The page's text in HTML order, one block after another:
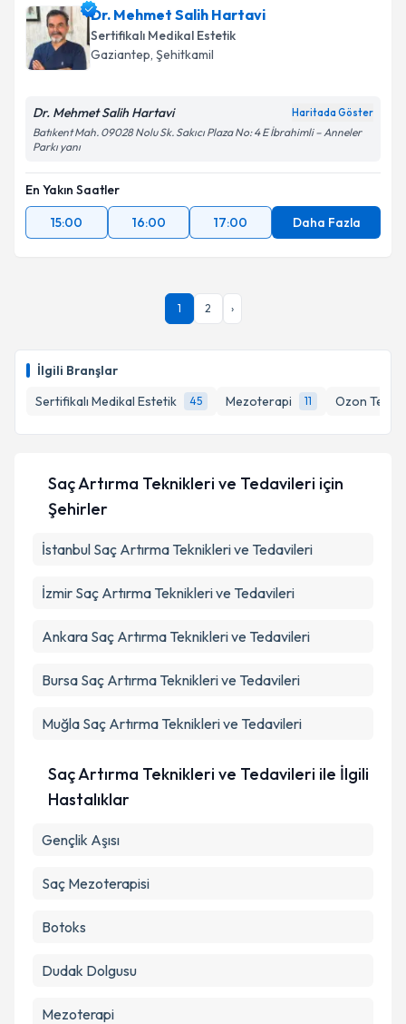
İlgili Branşlar
Sertifikalı Medikal Estetik
45 Mezoterapi 11 Ozon
Dr. Mehmet Salih Hartavi
Sertifikalı Medikal Estetik
Gaziantep, Şehitkamil
Dr. Mehmet Salih Hartavi Haritada Göster
Batıkent Mah. 09028 Nolu Sk. Sakıcı Plaza No: 4 E İbrahimli – Anneler
Parkı yanı
En Yakın Saatler
15:00
16:00 17:00 Daha Fazla
1 2 ›
Saç Artırma Teknikleri ve Tedavileri için
Şehirler
İstanbul Saç Artırma Teknikleri ve Tedavileri
İzmir Saç Artırma Teknikleri ve Tedavileri
Ankara Saç Artırma Teknikleri ve Tedavileri
Bursa Saç Artırma Teknikleri ve Tedavileri
Muğla Saç Artırma Teknikleri ve Tedavileri
Saç Artırma Teknikleri ve Tedavileri ile İlgili
Hastalıklar
Gençlik Aşısı
Saç Mezoterapisi
Botoks
Dudak Dolgusu
Mezoterapi